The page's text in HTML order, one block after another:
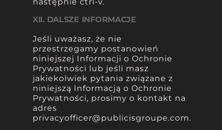
XII. DALSZE INFORMACJE
Jeśli uważasz, że nie
przestrzegamy postanowień
niniejszej Informacji o Ochronie
Prywatności lub jeśli masz
jakiekolwiek pytania związane z
niniejszą Informacją o Ochronie
Prywatności, prosimy o kontakt na
adres
privacyofficer@publicisgroupe.com.